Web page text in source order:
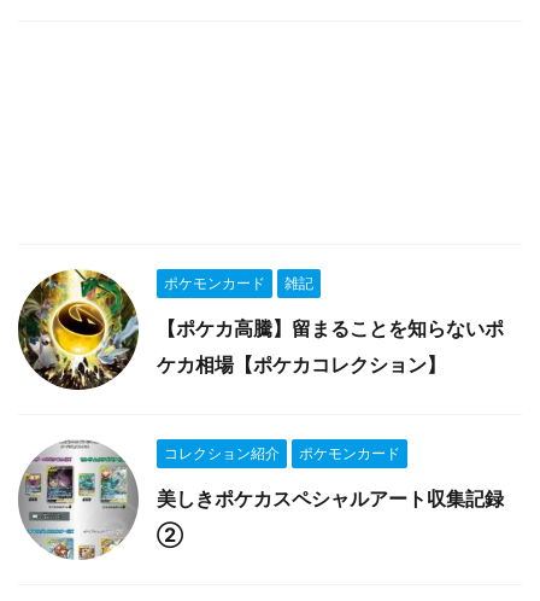
ポケモンカード 雑記
【ポケカ高騰】留まることを知らないポ
ケカ相場【ポケカコレクション】
コレクション紹介 ポケモンカード
美しきポケカスペシャルアート収集記録
②